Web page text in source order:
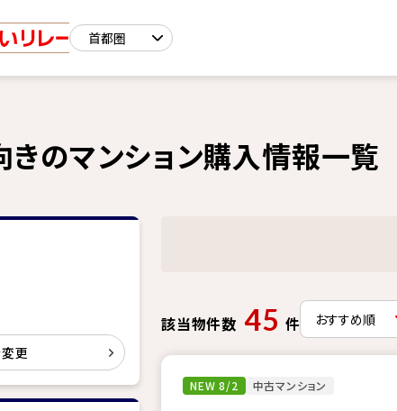
のマンション購入情報一覧
更
該当物件数 45 件
NEW 8/2 中古マンション